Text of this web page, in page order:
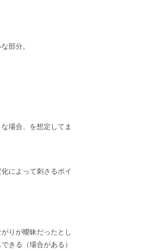
部分。
場合、を想定してま
によって刺さるポイ
りが曖昧だったとし
きる（場合がある）